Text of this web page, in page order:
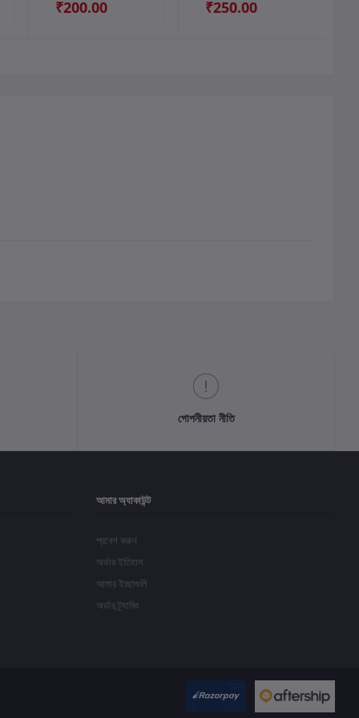
₹200.00 ₹250.00
গোপনীয়তা নীতি
আমার অ্যাকাউন্ট
প্রবেশ করুন
অর্ডার ইতিহাস
আমার ইচ্ছাগুলি
অর্ডার ট্র্যাকিং